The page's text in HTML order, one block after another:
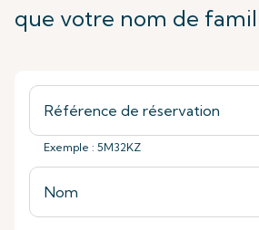
que votre nom de
Exemple : 5M32KZ